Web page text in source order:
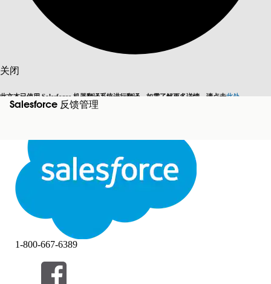
关闭
此文本已使用 Salesforce 机器翻译系统进行翻译。如需了解更多详情，请点击此处
切换为英语 而非现在
关闭关闭
Salesforce 反馈管理
筛选器 (0)
1-800-667-6389